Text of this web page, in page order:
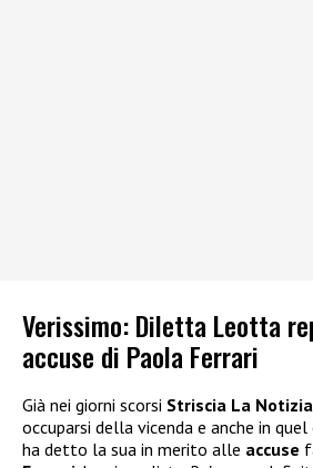
Verissimo: Diletta Leotta
accuse di Paola Ferrari
Già nei giorni scorsi Striscia La Notizia
occuparsi della vicenda e anche in quel
ha detto la sua in merito alle accuse